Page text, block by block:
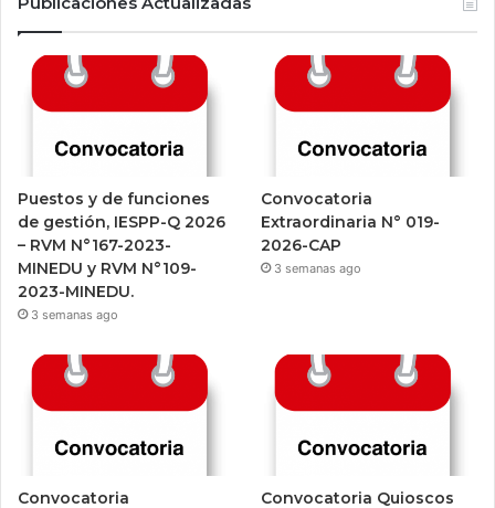
e
T
Puestos y de funciones
de gestión, IESPP-Q 2026
– RVM N°167-2023-
MINEDU y RVM N°109-
2023-MINEDU.
3 semanas ago
Convocatoria
Extraordinaria N° 019-
2026-CAP
3 semanas ago
Convocatoria
Convocatoria Quioscos